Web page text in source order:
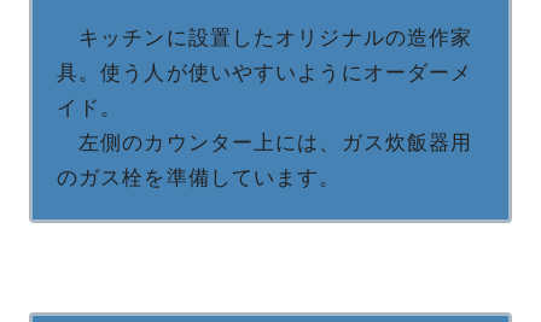
キッチンに設置したオリジナルの造作家
具。使う人が使いやすいようにオーダーメ
イド。
左側のカウンター上には、ガス炊飯器用
のガス栓を準備しています。